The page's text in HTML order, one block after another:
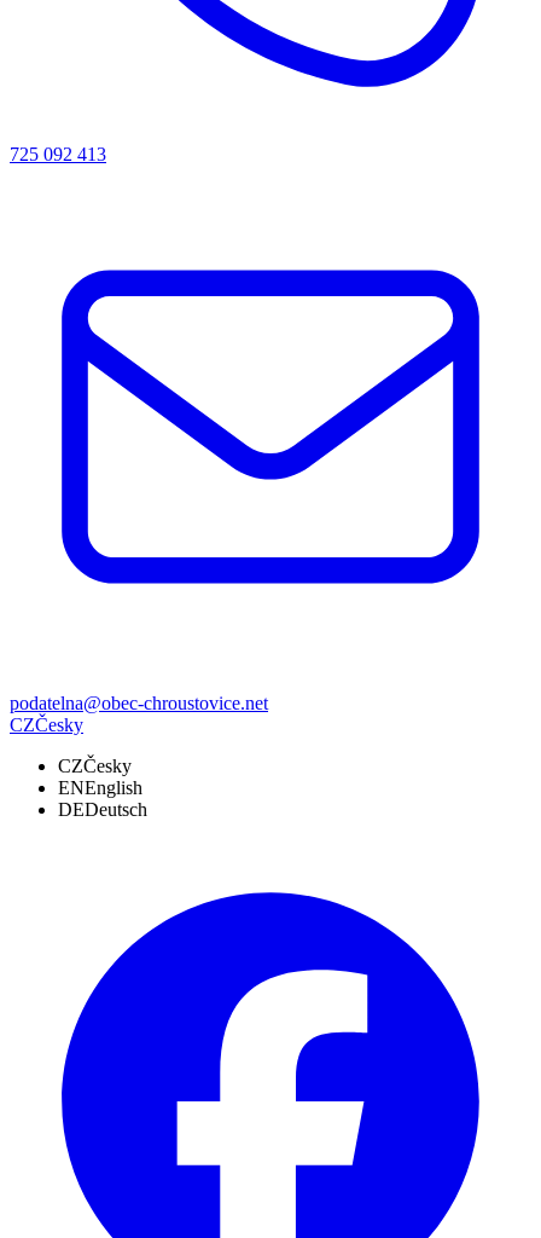
725 092 413
podatelna@obec-chroustovice.net
CZČesky
CZČesky
ENEnglish
DEDeutsch